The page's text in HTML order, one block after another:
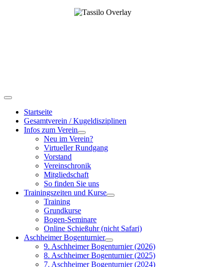
Startseite
Gesamtverein / Kugeldisziplinen
Infos zum Verein
Neu im Verein?
Virtueller Rundgang
Vorstand
Vereinschronik
Mitgliedschaft
So finden Sie uns
Trainingszeiten und Kurse
Training
Grundkurse
Bogen-Seminare
Online Schießuhr (nicht Safari)
Aschheimer Bogenturnier
9. Aschheimer Bogenturnier (2026)
8. Aschheimer Bogenturnier (2025)
7. Aschheimer Bogenturnier (2024)